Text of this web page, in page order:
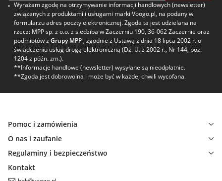
Wyrażam zgodę na otrzymywanie informacji handlowych (newsletter)
związanych z produktami i usługami marki Voogo.pl, na podany w
formularzu adres poczty elektronicznej. Zgoda ta jest udzielana na
rzecz: MPP sp. z o.o. z siedzibą w Zaczerniu 190, 36-062 Zaczernie oraz
podmiotów z Grupy MPP , zgodnie z Ustawą z dnia 18 lipca 2002 r. o
świadczeniu usług drogą elektroniczną (Dz. U. z 2002 r., Nr 144, poz.
1204 z późn. zm.).
**Informacje handlowe (newsletter) wysyłane są nieodpłatnie.
**Zgoda jest dobrowolna i może być w każdej chwili wycofana.
Pomoc i zamówienia
O nas i zaufanie
Regulaminy i bezpieczeństwo
Kontakt